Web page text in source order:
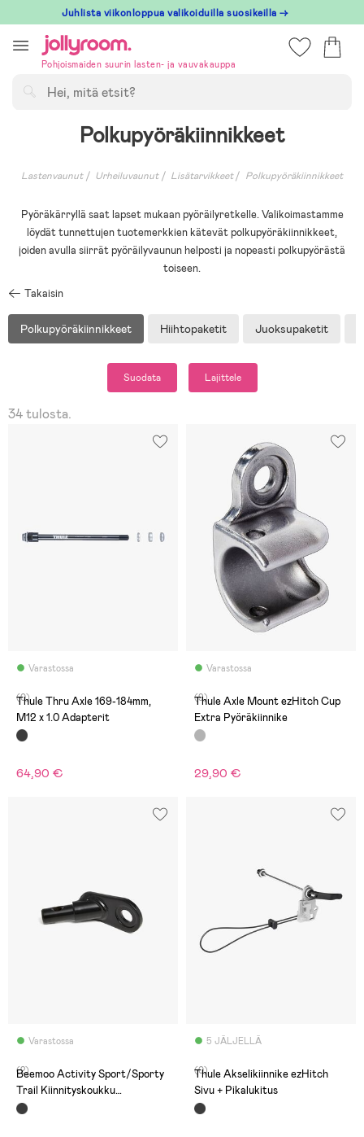
till
innehållet
Juhlista viikonloppua valikoiduilla suosikeilla →
Pohjoismaiden suurin lasten- ja vauvakauppa
Polkupyöräkiinnikkeet
Lastenvaunut Urheiluvaunut Lisätarvikkeet Polkupyöräkiinnikkeet
Pyöräkärryllä saat lapset mukaan pyöräilyretkelle. Valikoimastamme
löydät tunnettujen tuotemerkkien kätevät polkupyöräkiinnikkeet,
joiden avulla siirrät pyöräilyvaunun helposti ja nopeasti polkupyörästä
toiseen.
Takaisin
Polkupyöräkiinnikkeet Hiihtopaketit Juoksupaketit
Suodata Lajittele
34 tulosta.
Varastossa
(0)
Thule Thru Axle 169-184mm,
M12 x 1.0 Adapterit
64,90 €
Varastossa
(9)
Thule Axle Mount ezHitch Cup
Extra Pyöräkiinnike
29,90 €
Varastossa
(2)
Beemoo Activity Sport/Sporty
Trail Kiinnityskoukku
Polkupyörään
5 JÄLJELLÄ
(0)
Thule Akselikiinnike ezHitch
Sivu + Pikalukitus